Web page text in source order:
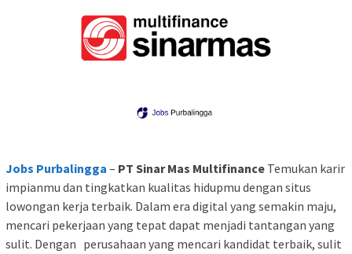
Jobs Purbalingga – PT Sinar Mas Multifinance Temukan karir
impianmu dan tingkatkan kualitas hidupmu dengan situs
lowongan kerja terbaik. Dalam era digital yang semakin maju,
mencari pekerjaan yang tepat dapat menjadi tantangan yang
sulit. Dengan perusahaan yang mencari kandidat terbaik, sulit